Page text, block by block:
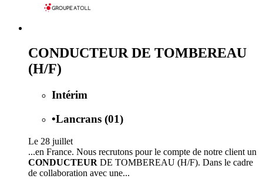
CONDUCTEUR DE TOMBEREAU
(H/F)
Intérim
•Lancrans (01)
Le 28 juillet
...en France. Nous recrutons pour le compte de notre client un
CONDUCTEUR DE TOMBEREAU (H/F). Dans le cadre
de collaboration avec une...